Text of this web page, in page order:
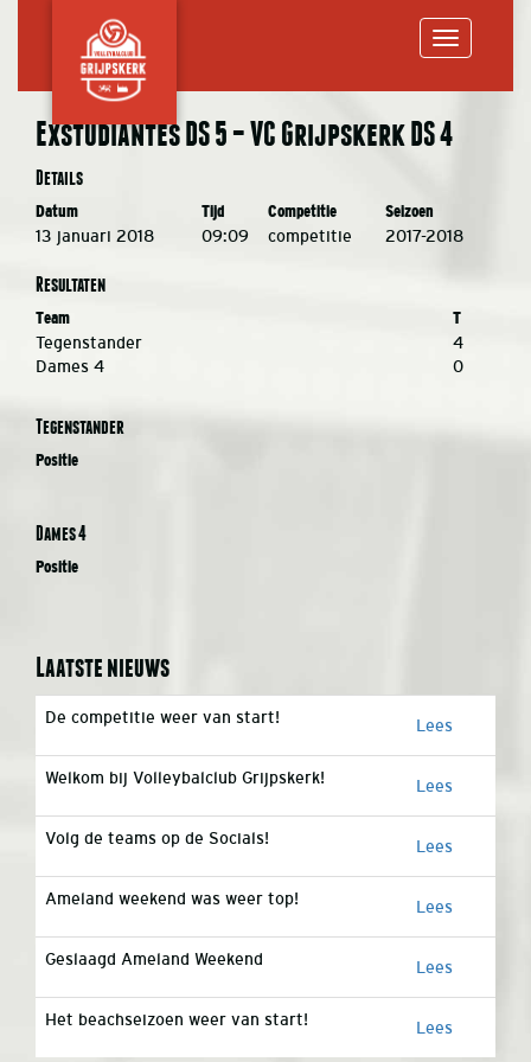
Exstudiantes DS 5 – VC Grijpskerk DS 4
Details
Datum Tijd Competitie Seizoen
13 januari 2018 09:09 competitie 2017-2018
Resultaten
Team T
Tegenstander
4
Dames 4
0
Tegenstander
Positie
Dames 4
Positie
Laatste nieuws
De competitie weer van start! Lees
Welkom bij Volleybalclub Grijpskerk! Lees
Volg de teams op de Socials! Lees
Ameland weekend was weer top! Lees
Geslaagd Ameland Weekend Lees
Het beachseizoen weer van start! Lees